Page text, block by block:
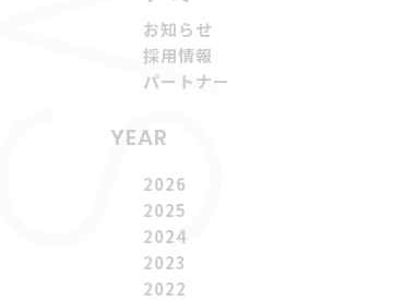
お知らせ
採用情報
パートナー
YEAR
2026
2025
2024
2023
2022